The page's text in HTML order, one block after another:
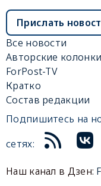
Прислать
Все новости
Авторские колонки
ForPost-TV
Кратко
Состав редакции
Подпишитесь на
сетях:
Наш канал в Дзен: